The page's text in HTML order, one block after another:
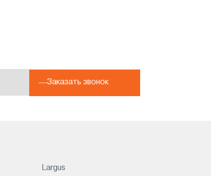
Заказать звонок
Largus